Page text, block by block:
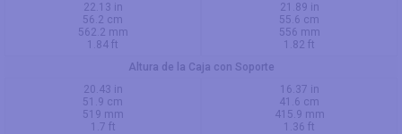
22.13 in
56.2 cm
562.2 mm
1.84 ft
21.89 in
55.6 cm
556 mm
1.82 ft
Altura de la Caja con Soporte
20.43 in
51.9 cm
519 mm
1.7 ft
16.37 in
41.6 cm
415.9 mm
1.36 ft